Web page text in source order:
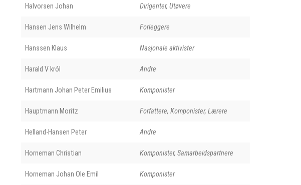
Halvorsen Johan Dirigenter, Utøvere
Hansen Jens Wilhelm Forleggere
Hanssen Klaus Nasjonale aktivister
Harald V król Andre
Hartmann Johan Peter Emilius Komponister
Hauptmann Moritz Forfattere, Komponister, Lærere
Helland-Hansen Peter Andre
Horneman Christian Komponister, Samarbeidspartnere
Horneman Johan Ole Emil Komponister